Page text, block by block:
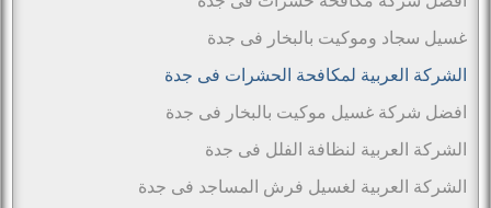
غسيل سجاد وموكيت بالبخار فى جدة
الشركة العربية لمكافحة الحشرات فى جدة
افضل شركة غسيل موكيت بالبخار فى جدة
الشركة العربية لنظافة الفلل فى جدة
الشركة العربية لغسيل فرش المساجد فى جدة